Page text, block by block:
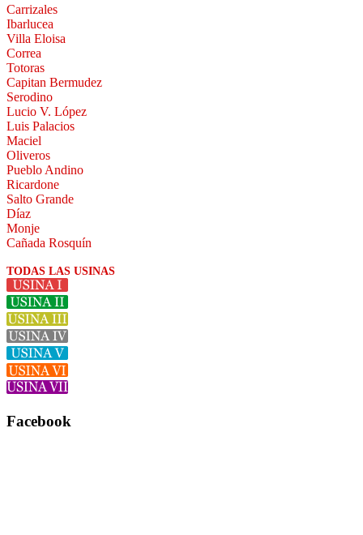
Carrizales
Ibarlucea
Villa Eloisa
Correa
Totoras
Capitan Bermudez
Serodino
Lucio V. López
Luis Palacios
Maciel
Oliveros
Pueblo Andino
Ricardone
Salto Grande
Díaz
Monje
Cañada Rosquín
TODAS LAS USINAS
Facebook